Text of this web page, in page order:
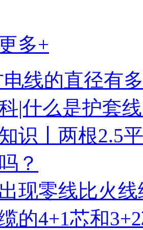
多+
电线的直径有
|什么是护套
识丨两根2.5
？
现零线比火
的4+1芯和